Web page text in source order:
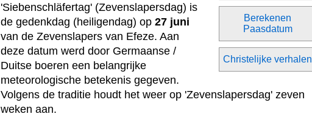
Berekenen
Paasdatum
Christelijke verhalen
'Siebenschläfertag' (Zevenslapersdag) is
de gedenkdag (heiligendag) op 27 juni
van de Zevenslapers van Efeze. Aan
deze datum werd door Germaanse /
Duitse boeren een belangrijke
meteorologische betekenis gegeven.
Volgens de traditie houdt het weer op 'Zevenslapersdag' zeven
weken aan.